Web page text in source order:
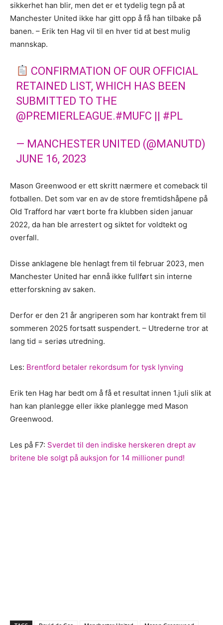
sikkerhet han blir, men det er et tydelig tegn på at
Manchester United ikke har gitt opp å få han tilbake på
banen. – Erik ten Hag vil til en hver tid at best mulig
mannskap.
CONFIRMATION OF OUR OFFICIAL
RETAINED LIST, WHICH HAS BEEN
SUBMITTED TO THE
@PREMIERLEAGUE.#MUFC || #PL
— MANCHESTER UNITED (@MANUTD)
JUNE 16, 2023
Mason Greenwood er ett skritt nærmere et comeback til
fotballen. Det som var en av de store fremtidshåpene på
Old Trafford har vært borte fra klubben siden januar
2022, da han ble arrestert og siktet for voldtekt og
overfall.
Disse anklagene ble henlagt frem til februar 2023, men
Manchester United har ennå ikke fullført sin interne
etterforskning av saken.
Derfor er den 21 år angriperen som har kontrakt frem til
sommeren 2025 fortsatt suspendert. – Utrederne tror at
lang tid = seriøs utredning.
Les: Brentford betaler rekordsum for tysk lynving
Erik ten Hag har bedt om å få et resultat innen 1.juli slik at
han kan planlegge eller ikke planlegge med Mason
Greenwood.
Les på F7: Sverdet til den indiske herskeren drept av
britene ble solgt på auksjon for 14 millioner pund!